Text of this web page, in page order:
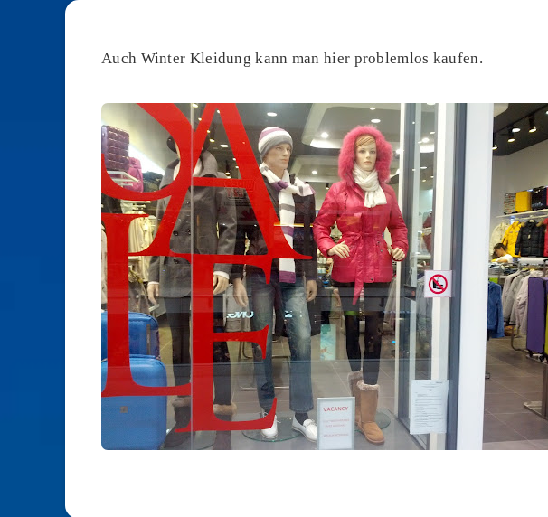
Auch Winter Kleidung kann man hier problemlos kaufen.